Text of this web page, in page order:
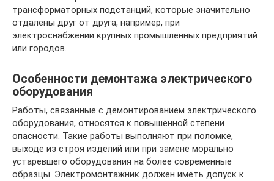
трансформаторных подстанций, которые значительно
отдалены друг от друга, например, при
электроснабжении крупных промышленных предприятий
или городов.
Особенности демонтажа электрического
оборудования
Работы, связанные с демонтированием электрического
оборудования, относятся к повышенной степени
опасности. Такие работы выполняют при поломке,
выходе из строя изделий или при замене морально
устаревшего оборудования на более современные
образцы. Электромонтажник должен иметь допуск к